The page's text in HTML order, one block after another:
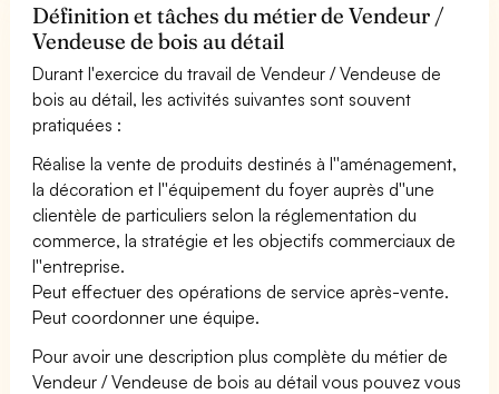
Définition et tâches du métier de Vendeur /
Vendeuse de bois au détail
Durant l'exercice du travail de Vendeur / Vendeuse de
bois au détail, les activités suivantes sont souvent
pratiquées :
Réalise la vente de produits destinés à l''aménagement,
la décoration et l''équipement du foyer auprès d''une
clientèle de particuliers selon la réglementation du
commerce, la stratégie et les objectifs commerciaux de
l''entreprise.
Peut effectuer des opérations de service après-vente.
Peut coordonner une équipe.
Pour avoir une description plus complète du métier de
Vendeur / Vendeuse de bois au détail vous pouvez vous